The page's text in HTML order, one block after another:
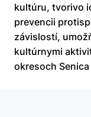
kultúru, tvorivo
prevencii
závislostí,
kultúrnymi
okresoch Senica